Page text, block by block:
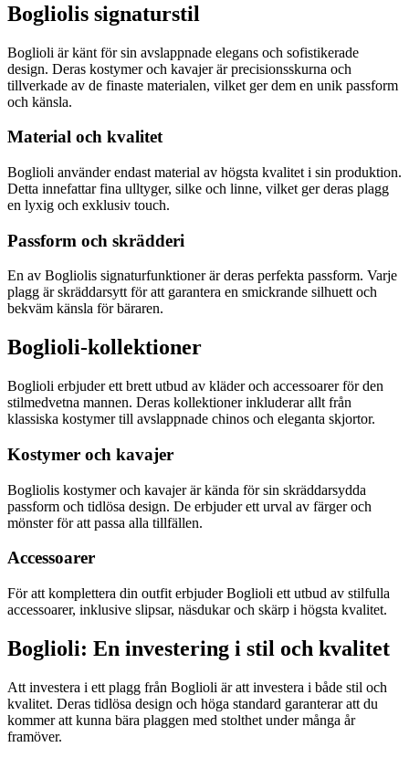
Bogliolis signaturstil
Boglioli är känt för sin avslappnade elegans och sofistikerade
design. Deras kostymer och kavajer är precisionsskurna och
tillverkade av de finaste materialen, vilket ger dem en unik passform
och känsla.
Material och kvalitet
Boglioli använder endast material av högsta kvalitet i sin produktion.
Detta innefattar fina ulltyger, silke och linne, vilket ger deras plagg
en lyxig och exklusiv touch.
Passform och skrädderi
En av Bogliolis signaturfunktioner är deras perfekta passform. Varje
plagg är skräddarsytt för att garantera en smickrande silhuett och
bekväm känsla för bäraren.
Boglioli-kollektioner
Boglioli erbjuder ett brett utbud av kläder och accessoarer för den
stilmedvetna mannen. Deras kollektioner inkluderar allt från
klassiska kostymer till avslappnade chinos och eleganta skjortor.
Kostymer och kavajer
Bogliolis kostymer och kavajer är kända för sin skräddarsydda
passform och tidlösa design. De erbjuder ett urval av färger och
mönster för att passa alla tillfällen.
Accessoarer
För att komplettera din outfit erbjuder Boglioli ett utbud av stilfulla
accessoarer, inklusive slipsar, näsdukar och skärp i högsta kvalitet.
Boglioli: En investering i stil och kvalitet
Att investera i ett plagg från Boglioli är att investera i både stil och
kvalitet. Deras tidlösa design och höga standard garanterar att du
kommer att kunna bära plaggen med stolthet under många år
framöver.